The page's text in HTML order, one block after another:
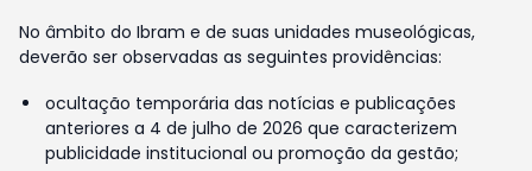
No âmbito do Ibram e de suas unidades museológicas,
deverão ser observadas as seguintes providências:
ocultação temporária das notícias e publicações
anteriores a 4 de julho de 2026 que caracterizem
publicidade institucional ou promoção da gestão;